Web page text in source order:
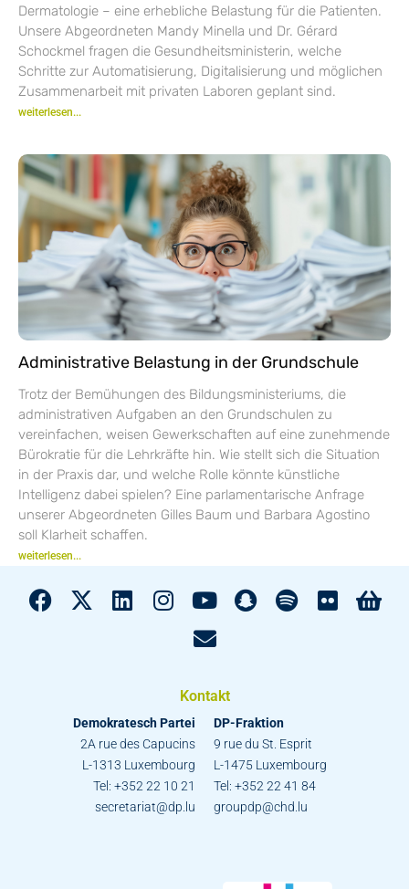
Dermatologie – eine erhebliche Belastung für die Patienten.
Unsere Abgeordneten Mandy Minella und Dr. Gérard
Schockmel fragen die Gesundheitsministerin, welche
Schritte zur Automatisierung, Digitalisierung und möglichen
Zusammenarbeit mit privaten Laboren geplant sind.
weiterlesen...
Administrative Belastung in der Grundschule
Trotz der Bemühungen des Bildungsministeriums, die
administrativen Aufgaben an den Grundschulen zu
vereinfachen, weisen Gewerkschaften auf eine zunehmende
Bürokratie für die Lehrkräfte hin. Wie stellt sich die Situation
in der Praxis dar, und welche Rolle könnte künstliche
Intelligenz dabei spielen? Eine parlamentarische Anfrage
unserer Abgeordneten Gilles Baum und Barbara Agostino
soll Klarheit schaffen.
weiterlesen...
Kontakt
Demokratesch Partei
2A rue des Capucins
L-1313 Luxembourg
Tel: +352 22 10 21
secretariat@dp.lu
DP-Fraktion
9 rue du St. Esprit
L-1475 Luxembourg
Tel: +352 22 41 84
groupdp@chd.lu